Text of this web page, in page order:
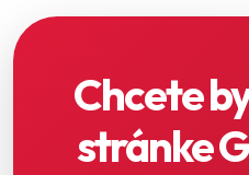
Chcete
stránke